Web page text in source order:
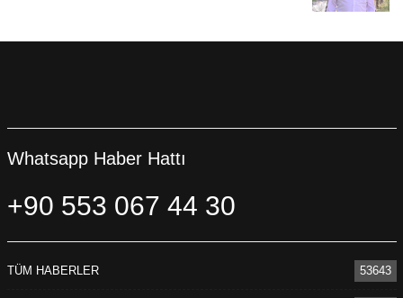
Whatsapp Haber Hattı
+90 553 067 44 30
TÜM HABERLER 53643